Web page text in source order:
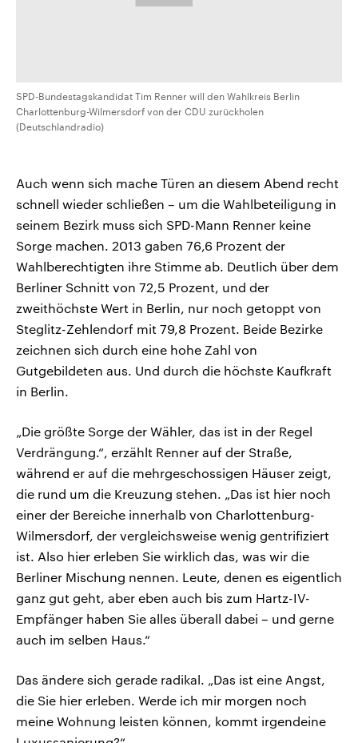
SPD-Bundestagskandidat Tim Renner will den Wahlkreis Berlin
Charlottenburg-Wilmersdorf von der CDU zurückholen
(Deutschlandradio)
Auch wenn sich mache Türen an diesem Abend recht
schnell wieder schließen – um die Wahlbeteiligung in
seinem Bezirk muss sich SPD-Mann Renner keine
Sorge machen. 2013 gaben 76,6 Prozent der
Wahlberechtigten ihre Stimme ab. Deutlich über dem
Berliner Schnitt von 72,5 Prozent, und der
zweithöchste Wert in Berlin, nur noch getoppt von
Steglitz-Zehlendorf mit 79,8 Prozent. Beide Bezirke
zeichnen sich durch eine hohe Zahl von
Gutgebildeten aus. Und durch die höchste Kaufkraft
in Berlin.
„Die größte Sorge der Wähler, das ist in der Regel
Verdrängung.“, erzählt Renner auf der Straße,
während er auf die mehrgeschossigen Häuser zeigt,
die rund um die Kreuzung stehen. „Das ist hier noch
einer der Bereiche innerhalb von Charlottenburg-
Wilmersdorf, der vergleichsweise wenig gentrifiziert
ist. Also hier erleben Sie wirklich das, was wir die
Berliner Mischung nennen. Leute, denen es eigentlich
ganz gut geht, aber eben auch bis zum Hartz-IV-
Empfänger haben Sie alles überall dabei – und gerne
auch im selben Haus.“
Das ändere sich gerade radikal. „Das ist eine Angst,
die Sie hier erleben. Werde ich mir morgen noch
meine Wohnung leisten können, kommt irgendeine